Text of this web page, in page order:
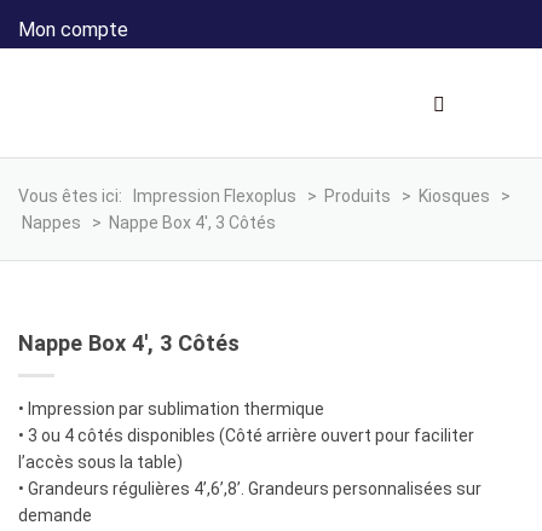
Mon compte
Vous êtes ici: Impression Flexoplus > Produits > Kiosques
>
Nappes
> Nappe Box 4′, 3 Côtés
Nappe Box 4′, 3 Côtés
• Impression par sublimation thermique
• 3 ou 4 côtés disponibles (Côté arrière ouvert pour faciliter
l’accès sous la table)
• Grandeurs régulières 4’,6’,8’. Grandeurs personnalisées sur
demande